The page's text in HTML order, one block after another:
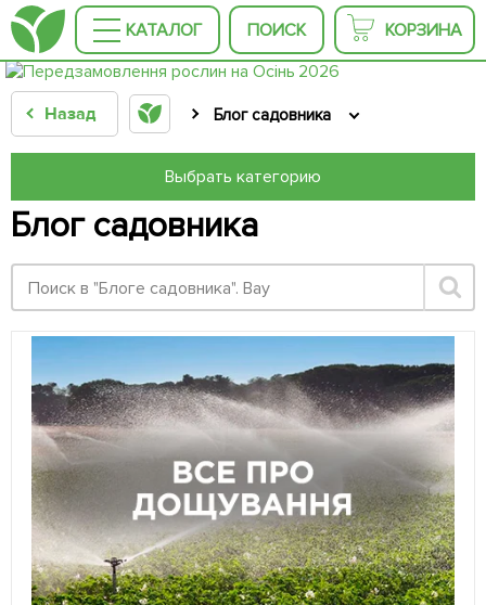
КАТАЛОГ ПОИСК КОРЗИНА
Назад Блог садовника
Выбрать категорию
Блог садовника